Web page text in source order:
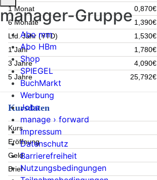
1 Monat
0,870€
6 Monate
1,390€
Lfd. Jahr (YTD)
1,530€
1 Jahr
1,780€
3 Jahre
4,090€
5 Jahre
25,792€
Kursdaten
Kurs
Eröffnung
Geld
Brief
manager-Gruppe
Abo mm
Abo HBm
Shop
SPIEGEL
BuchMarkt
Werbung
Jobs
manage › forward
Impressum
Datenschutz
Barrierefreiheit
Nutzungsbedingungen